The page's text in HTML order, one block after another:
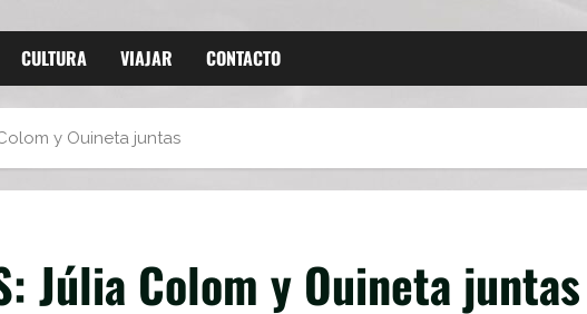
CULTURA VIAJAR CONTACTO
y Ouineta juntas
Júlia Colom y Ouineta juntas